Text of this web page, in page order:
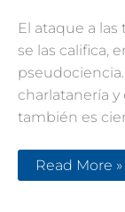
El ataque a
se las califica,
charlatanería
también es
Acupuntura
y
Read More »